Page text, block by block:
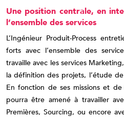
Une position centrale, en
l’ensemble des services
L’Ingénieur Produit-Process
forts avec l’ensemble des
travaille avec les services
la définition des projets, l’étude
En fonction de ses missions et
pourra être amené à travailler
Premières, Sourcing, ou encore